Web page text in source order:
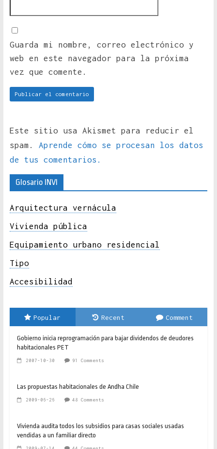
Guarda mi nombre, correo electrónico y
web en este navegador para la próxima
vez que comente.
Este sitio usa Akismet para reducir el
spam. Aprende cómo se procesan los datos
de tus comentarios.
Glosario INVI
Arquitectura vernácula
Vivienda pública
Equipamiento urbano residencial
Tipo
Accesibilidad
Popular Recent Comment
Gobierno inicia reprogramación para bajar dividendos de deudores
habitacionales PET
2007-10-30 91 Comments
Las propuestas habitacionales de Andha Chile
2009-06-26 48 Comments
Vivienda audita todos los subsidios para casas sociales usadas
vendidas a un familiar directo